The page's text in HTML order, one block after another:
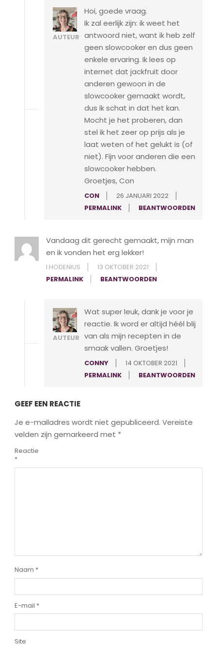
AUTEUR
Hoi, goede vraag.
Ik zal eerlijk zijn: ik weet het
antwoord niet, want ik heb zelf
geen slowcooker en dus geen
enkele ervaring. Ik lees op
internet dat jackfruit door
anderen gewoon in de
slowcooker gemaakt wordt,
dus ik schat in dat het kan.
Mocht je het proberen, dan
stel ik het zeer op prijs als je
laat weten of het gelukt is (of
niet). Fijn voor anderen die een
slowcooker hebben.
Groetjes, Con
CON
26 JANUARI 2022
PERMALINK
BEANTWOORDEN
Vandaag dit gerecht gemaakt, mijn man
en ik vonden het erg lekker!
I.HODENIUS
13 OKTOBER 2021
PERMALINK
BEANTWOORDEN
AUTEUR
Wat super leuk, dank je voor je
reactie. Ik word er altijd héél blij
van als mijn recepten in de
smaak vallen. Groetjes!
CONNY
14 OKTOBER 2021
PERMALINK
BEANTWOORDEN
GEEF EEN REACTIE
Je e-mailadres wordt niet gepubliceerd. Vereiste
velden zijn gemarkeerd met *
Reactie
*
Naam *
E-mail *
Site